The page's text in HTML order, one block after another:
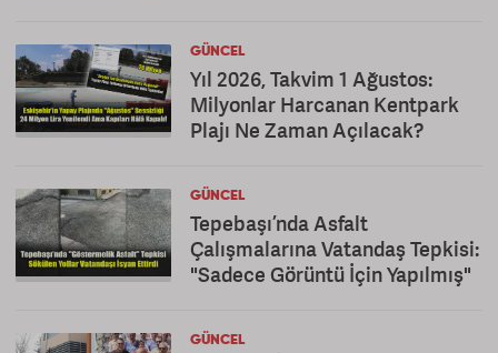
GÜNCEL
Yıl 2026, Takvim 1 Ağustos:
Milyonlar Harcanan Kentpark
Plajı Ne Zaman Açılacak?
GÜNCEL
Tepebaşı’nda Asfalt
Çalışmalarına Vatandaş Tepkisi:
"Sadece Görüntü İçin Yapılmış"
GÜNCEL